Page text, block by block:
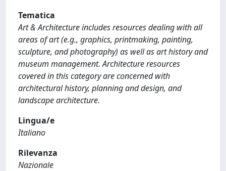
Tematica
Art & Architecture includes resources dealing with all
areas of art (e.g., graphics, printmaking, painting,
sculpture, and photography) as well as art history and
museum management. Architecture resources
covered in this category are concerned with
architectural history, planning and design, and
landscape architecture.
Lingua/e
Italiano
Rilevanza
Nazionale